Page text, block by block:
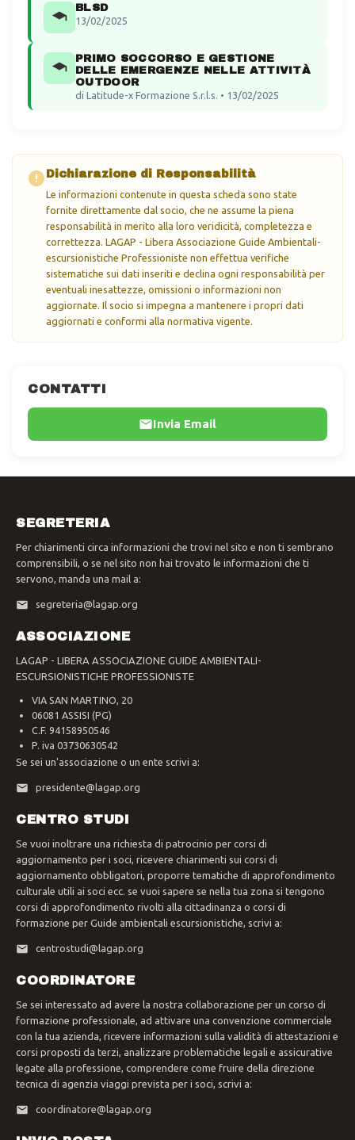
CONTATTI
Invia Email
BLSD
13/02/2025
PRIMO SOCCORSO E GESTIONE
DELLE EMERGENZE NELLE ATTIVITÀ
OUTDOOR
di Latitude-x Formazione S.r.l.s. • 13/02/2025
Dichiarazione di Responsabilità
Le informazioni contenute in questa scheda sono state
fornite direttamente dal socio, che ne assume la piena
responsabilità in merito alla loro veridicità, completezza e
correttezza. LAGAP - Libera Associazione Guide Ambientali-
escursionistiche Professioniste non effettua verifiche
sistematiche sui dati inseriti e declina ogni responsabilità per
eventuali inesattezze, omissioni o informazioni non
aggiornate. Il socio si impegna a mantenere i propri dati
aggiornati e conformi alla normativa vigente.
SEGRETERIA
Per chiarimenti circa informazioni che trovi nel sito e non ti sembrano
comprensibili, o se nel sito non hai trovato le informazioni che ti
servono, manda una mail a:
segreteria@lagap.org
ASSOCIAZIONE
LAGAP - LIBERA ASSOCIAZIONE GUIDE AMBIENTALI-
ESCURSIONISTICHE PROFESSIONISTE
VIA SAN MARTINO, 20
06081 ASSISI (PG)
C.F. 94158950546
P. iva 03730630542
Se sei un'associazione o un ente scrivi a:
presidente@lagap.org
CENTRO STUDI
Se vuoi inoltrare una richiesta di patrocinio per corsi di
aggiornamento per i soci, ricevere chiarimenti sui corsi di
aggiornamento obbligatori, proporre tematiche di approfondimento
culturale utili ai soci ecc. se vuoi sapere se nella tua zona si tengono
corsi di approfondimento rivolti alla cittadinanza o corsi di
formazione per Guide ambientali escursionistiche, scrivi a:
centrostudi@lagap.org
COORDINATORE
Se sei interessato ad avere la nostra collaborazione per un corso di
formazione professionale, ad attivare una convenzione commerciale
con la tua azienda, ricevere informazioni sulla validità di attestazioni e
corsi proposti da terzi, analizzare problematiche legali e assicurative
legate alla professione, comprendere come fruire della direzione
tecnica di agenzia viaggi prevista per i soci, scrivi a:
coordinatore@lagap.org